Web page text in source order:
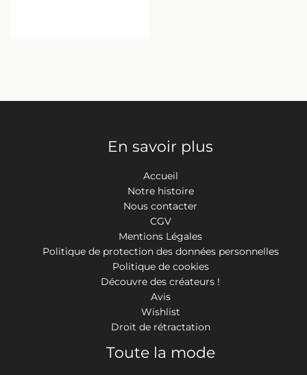
En savoir plus
Accueil
Notre histoire
Nous contacter
CGV
Mentions Légales
Politique de protection des données personnelles
Politique de cookies
Découvre des créateurs !
Avis
Wishlist
Droit de rétractation
Toute la mode